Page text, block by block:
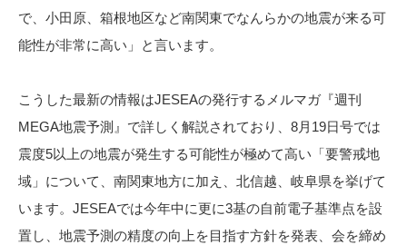
で、小田原、箱根地区など南関東でなんらかの地震が来る可
能性が非常に高い」と言います。
こうした最新の情報はJESEAの発行するメルマガ『週刊
MEGA地震予測』で詳しく解説されており、8月19日号では
震度5以上の地震が発生する可能性が極めて高い「要警戒地
域」について、南関東地方に加え、北信越、岐阜県を挙げて
います。JESEAでは今年中に更に3基の自前電子基準点を設
置し、地震予測の精度の向上を目指す方針を発表、会を締め